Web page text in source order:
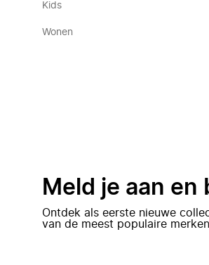
Kids
Wonen
Meld je aan
Ontdek als eerste nieuwe
van de meest populaire